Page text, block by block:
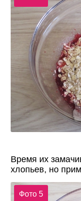
Время их
хлопьев, но
Фото 5